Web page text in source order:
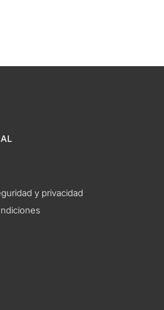
y privacidad